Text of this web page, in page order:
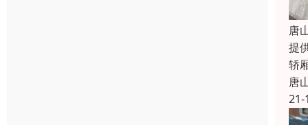
唐
提
轿
唐
21-